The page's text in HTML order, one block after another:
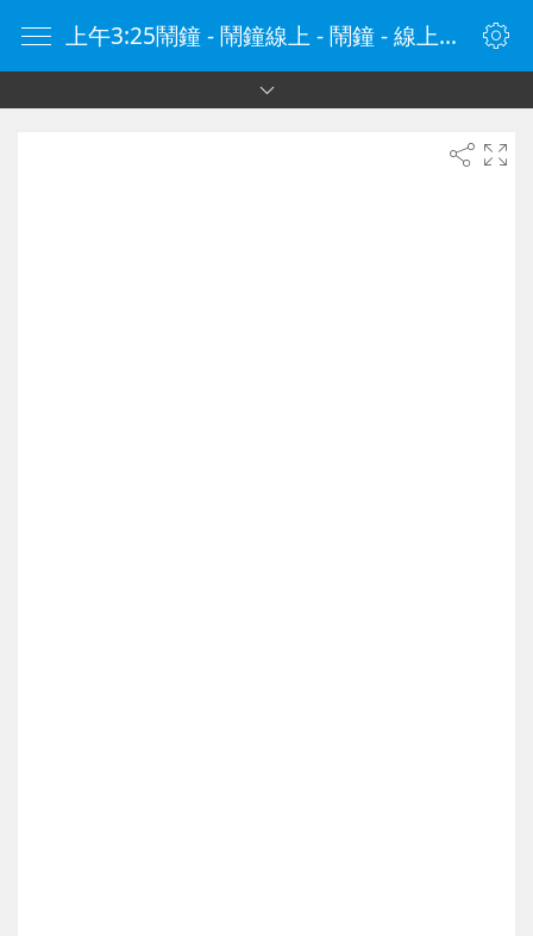
上午3:25鬧鐘 - 鬧鐘線上 - 鬧鐘 - 線上鬧鐘 - 在線鬧鐘 - 鬧鐘在線 - naozhong.tw